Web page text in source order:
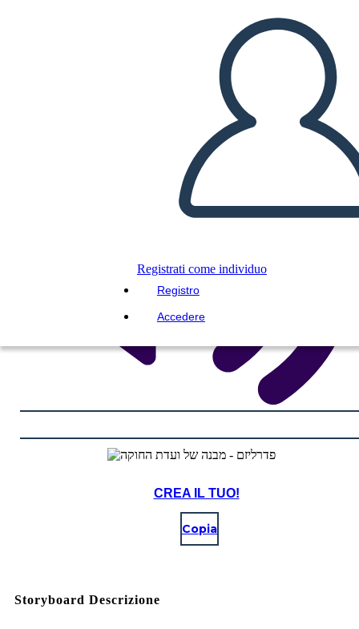
Registrati come individuo
Registro
Accedere
CREARE UNO STORYBOARD
RIPRODURRE LA PRESENTAZIONE
LEGGIMI
CREA IL TUO!
Copia
Storyboard Descrizione